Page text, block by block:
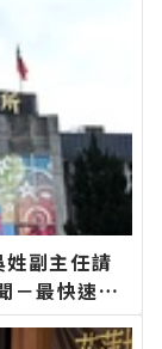
副主任請
－最快速的